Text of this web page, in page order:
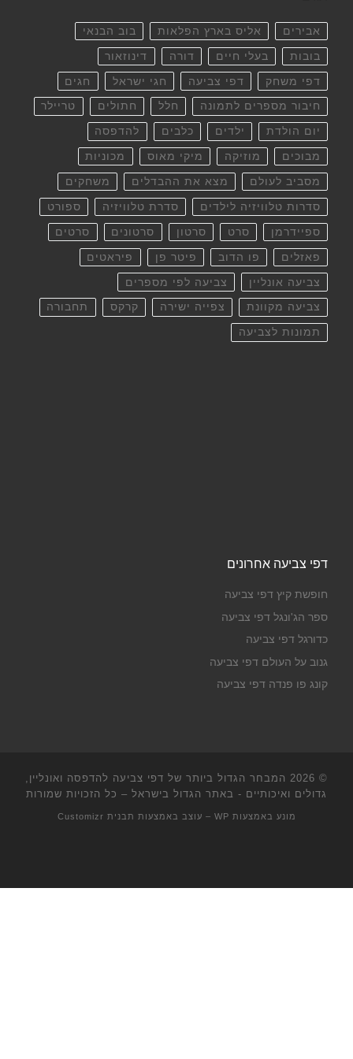
אבירים אליס בארץ הפלאות בוב הבנאי
בובות בעלי חיים דורה דינוזאור
דפי משחק דפי צביעה חגי ישראל חגים
חיבור מספרים לתמונה חלל חתולים טריילר
יום הולדת ילדים כלבים להדפסה
מבוכים מוזיקה מיקי מאוס מכוניות
מסביב לעולם מצא את ההבדלים משחקים
סדרות טלוויזיה לילדים סדרת טלוויזיה ספורט
ספיידרמן סרט סרטון סרטונים סרטים
פאזלים פו הדוב פיטר פן פיראטים
צביעה אונליין צביעה לפי מספרים
צביעה מקוונת צפייה ישירה קרקס תחבורה
תמונות לצביעה
דפי צביעה אחרונים
חופשת קיץ דפי צביעה
ספר הג'ונגל דפי צביעה
כדורגל דפי צביעה
גנוב על העולם דפי צביעה
קונג פו פנדה דפי צביעה
© 2026
המבחר הגדול ביותר של דפי צביעה להדפסה ואונליין,
גדולים ואיכותיים - באתר הגדול בישראל – כל הזכויות שמורות
מונע באמצעות WP – עוצב באמצעות תבנית Customizr